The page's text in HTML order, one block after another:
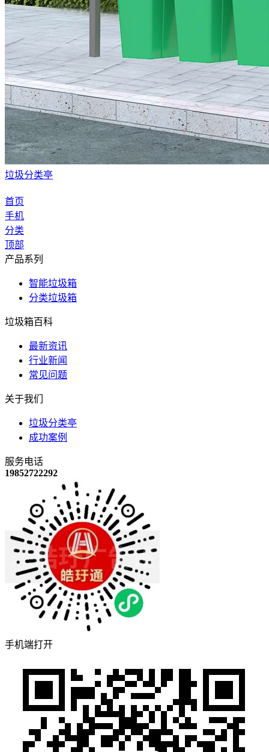
垃圾分类亭
首页
手机
分类
顶部
产品系列
智能垃圾箱
分类垃圾箱
垃圾箱百科
最新资讯
行业新闻
常见问题
关于我们
垃圾分类亭
成功案例
服务电话
19852722292
手机端打开